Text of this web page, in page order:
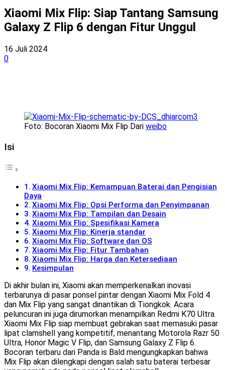
Xiaomi Mix Flip: Siap Tantang Samsung
Galaxy Z Flip 6 dengan Fitur Unggul
16 Juli 2024
0
Foto: Bocoran Xiaomi Mix Flip Dari weibo
Isi
Xiaomi Mix Flip: Kemampuan Baterai dan Pengisian
Daya
Xiaomi Mix Flip: Opsi Performa dan Penyimpanan
Xiaomi Mix Flip: Tampilan dan Desain
Xiaomi Mix Flip: Spesifikasi Kamera
Xiaomi Mix Flip: Kinerja standar
Xiaomi Mix Flip: Software dan OS
Xiaomi Mix Flip: Fitur Tambahan
Xiaomi Mix Flip: Harga dan Ketersediaan
Kesimpulan
Di akhir bulan ini, Xiaomi akan memperkenalkan inovasi
terbarunya di pasar ponsel pintar dengan Xiaomi Mix Fold 4
dan Mix Flip yang sangat dinantikan di Tiongkok. Acara
peluncuran ini juga dirumorkan menampilkan Redmi K70 Ultra.
Xiaomi Mix Flip siap membuat gebrakan saat memasuki pasar
lipat clamshell yang kompetitif, menantang Motorola Razr 50
Ultra, Honor Magic V Flip, dan Samsung Galaxy Z Flip 6.
Bocoran terbaru dari Panda is Bald mengungkapkan bahwa
Mix Flip akan dilengkapi dengan salah satu baterai terbesar